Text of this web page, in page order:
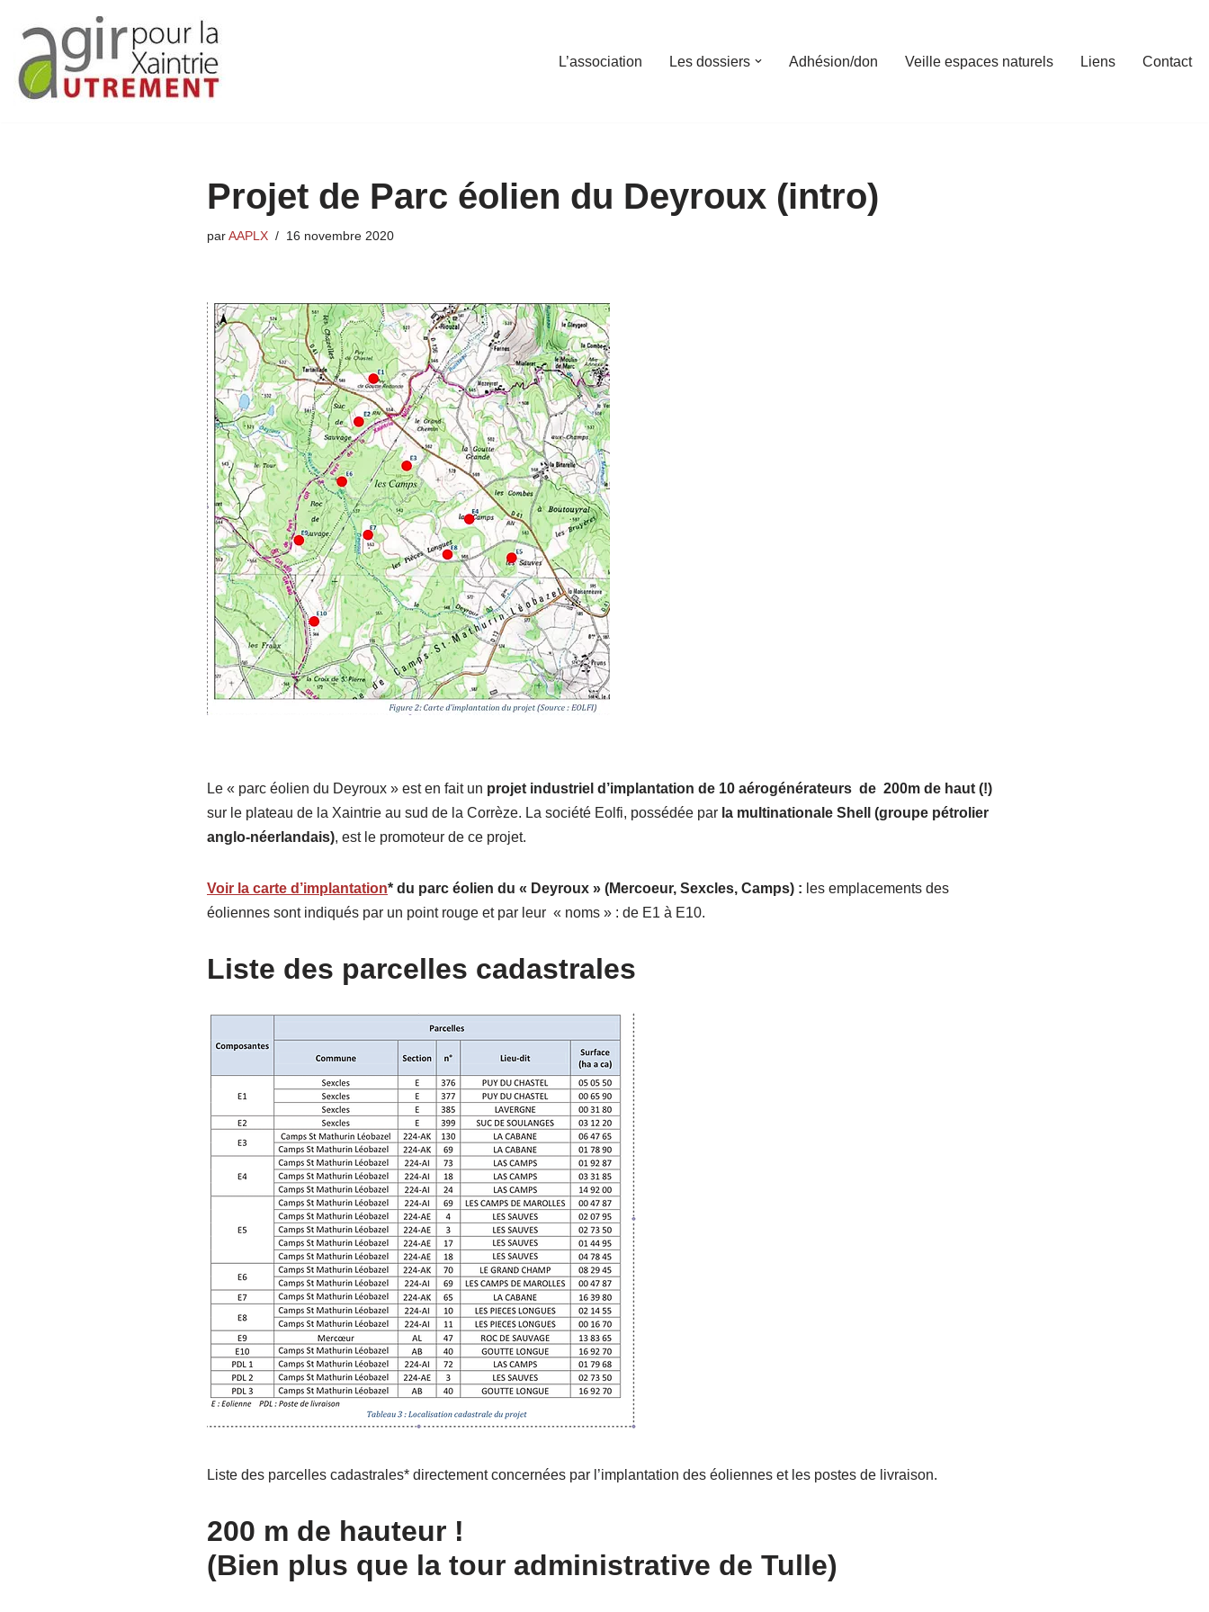
au
contenu
L’association Les dossiers Adhésion/don Veille espaces naturels Liens Contact
Projet de Parc éolien du Deyroux (intro)
parAAPLX 16 novembre 2020
Le « parc éolien du Deyroux » est en fait un projet industriel d’implantation de 10 aérogénérateurs de 200m de haut (!)
sur le plateau de la Xaintrie au sud de la Corrèze. La société Eolfi, possédée par la multinationale Shell (groupe pétrolier
anglo-néerlandais), est le promoteur de ce projet.
Voir la carte d’implantation* du parc éolien du « Deyroux » (Mercoeur, Sexcles, Camps) : les emplacements des
éoliennes sont indiqués par un point rouge et par leur « noms » : de E1 à E10.
Liste des parcelles cadastrales
Liste des parcelles cadastrales* directementconcernées par l’implantation des éoliennes et les postes de livraison.
200 m de hauteur !
(Bien plus que la tour administrative de Tulle)